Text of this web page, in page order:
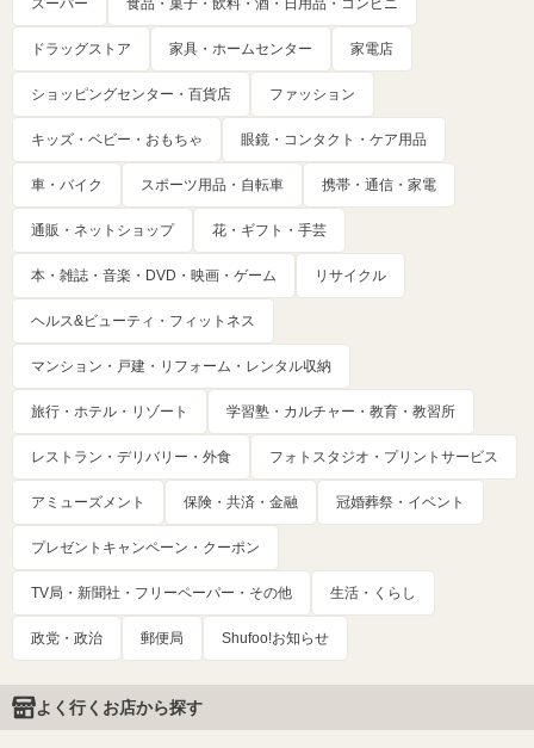
スーパー 食品・菓子・飲料・酒・日用品・コンビニ
ドラッグストア 家具・ホームセンター 家電店
ショッピングセンター・百貨店 ファッション
キッズ・ベビー・おもちゃ 眼鏡・コンタクト・ケア用品
車・バイク スポーツ用品・自転車 携帯・通信・家電
通販・ネットショップ 花・ギフト・手芸
本・雑誌・音楽・DVD・映画・ゲーム リサイクル
ヘルス&ビューティ・フィットネス
マンション・戸建・リフォーム・レンタル収納
旅行・ホテル・リゾート 学習塾・カルチャー・教育・教習所
レストラン・デリバリー・外食 フォトスタジオ・プリントサービス
アミューズメント 保険・共済・金融 冠婚葬祭・イベント
プレゼントキャンペーン・クーポン
TV局・新聞社・フリーペーパー・その他 生活・くらし
政党・政治 郵便局 Shufoo!お知らせ
よく行くお店から探す